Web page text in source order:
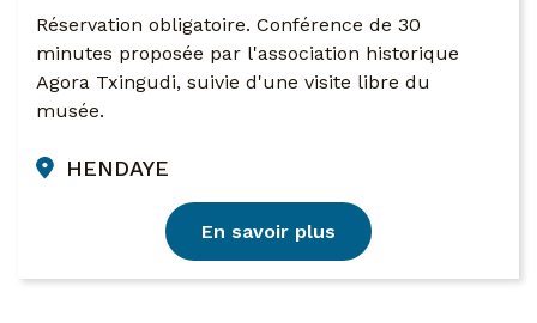
Réservation obligatoire. Conférence de 30
minutes proposée par l'association historique
Agora Txingudi, suivie d'une visite libre du
musée.
HENDAYE
En savoir plus